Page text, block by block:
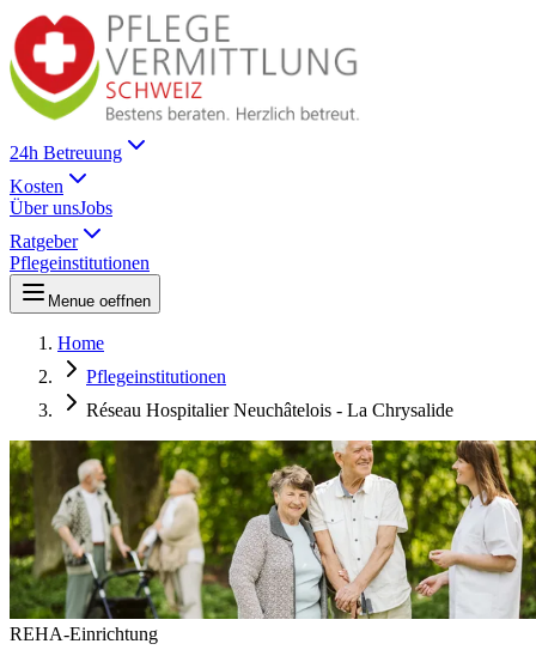
24h Betreuung
Kosten
Über unsJobs
Ratgeber
Pflegeinstitutionen
Menue oeffnen
Home
Pflegeinstitutionen
Réseau Hospitalier Neuchâtelois - La Chrysalide
REHA-Einrichtung